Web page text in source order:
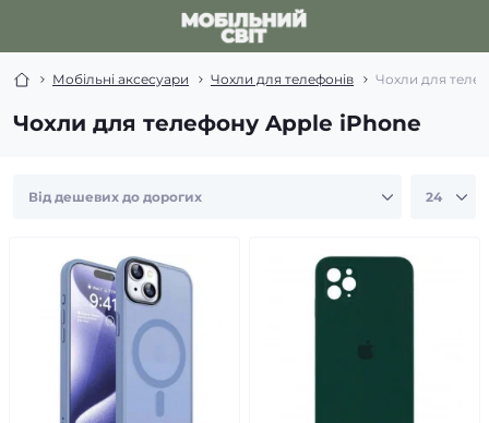
Мобільні аксесуари Чохли для телефонів Чохли для
Чохли для телефону Apple iPhone